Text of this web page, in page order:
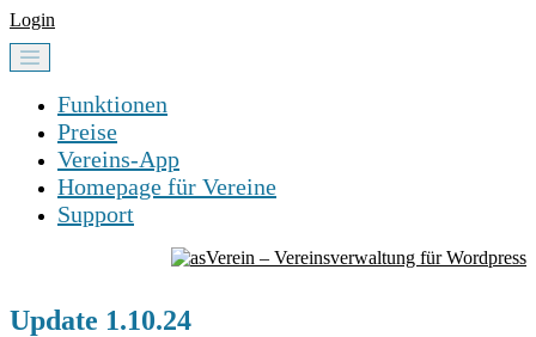
Login
Funktionen
Preise
Vereins-App
Homepage für Vereine
Support
Update 1.10.24